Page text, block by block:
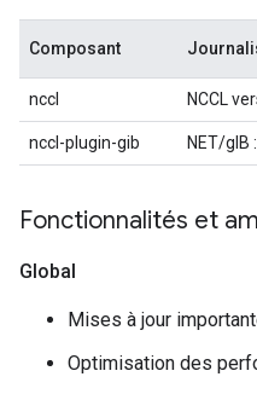
Composant
nccl NCCL
nccl-plugin-gib NET/gIB
Fonctionnalités et
Global
Mises à jour
Optimisation des